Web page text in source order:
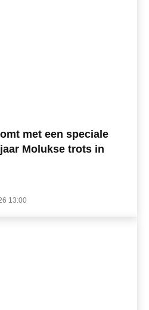
met een speciale
Molukse trots in
13:00